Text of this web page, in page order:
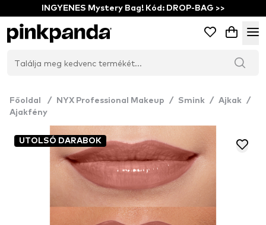
INGYENES Mystery Bag! Kód: DROP-BAG >>
Főoldal / NYX Professional Makeup / Smink / Ajkak /
Ajakfény
UTOLSÓ DARABOK